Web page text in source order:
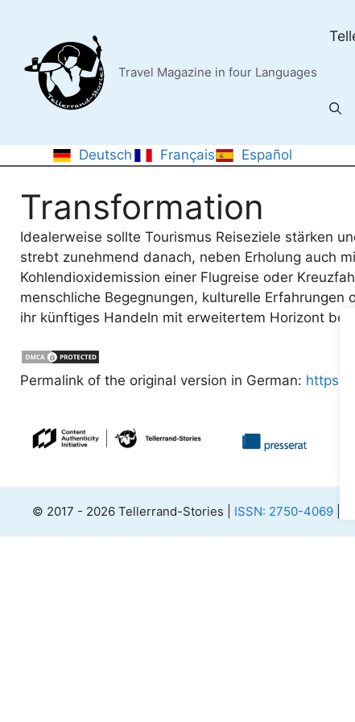
content
Travel Magazine in four Languages
Deutsch Français Español
Transformation
Idealerweise sollte Tourismus Reiseziele stärken
strebt zunehmend danach, neben Erholung auch
Kohlendioxidemission einer Flugreise oder
menschliche Begegnungen, kulturelle
ihr künftiges Handeln mit erweitertem Horizont
Permalink of the original version in German:
© 2017 - 2026 Tellerrand-Stories | ISSN: 2750-4069